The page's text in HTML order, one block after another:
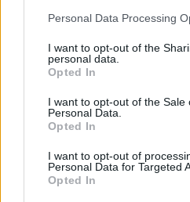
Please note that this website/
not limited to your visit or usage
grant or deny consent to Google
use your data for below
consent section.
Personal Data Processing
I want to opt-out of the
personal data.
Opted In
I want to opt-out of the Sale
Personal Data.
Opted In
I want to opt-out of
Personal Data for Targeted
Opted In
M. Gábor,A rózsák háborúja
rendezésében várja a
előadás a humor különféle
szórakoztatni, ugyanakkor
nagyszínpadi musical, a
valamintDzsungel könyve
Afrikában, valamint aMirr-
előbbit Urmai Gábor,